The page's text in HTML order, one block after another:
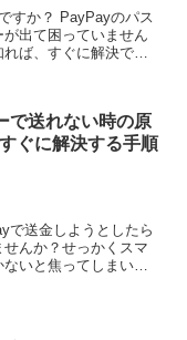
すか？ PayPayのパス
出て困っていません
ば、すぐに解決でき
で送れない時の原
ぐに解決する手順
で送金しようとしたら
んか？せっかくスマ
いと焦ってしまいま